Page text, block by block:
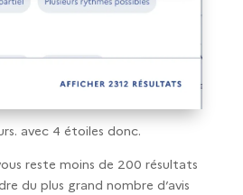
avec 4 étoiles donc.
reste moins de 200 résultats
du plus grand nombre d’avis